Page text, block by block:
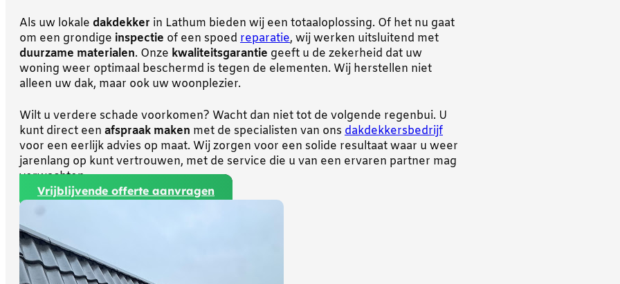
Als uw lokale dakdekker in Lathum bieden wij een totaaloplossing. Of het nu gaat
om een grondige inspectie of een spoed reparatie, wij werken uitsluitend met
duurzame materialen. Onze kwaliteitsgarantie geeft u de zekerheid dat uw
woning weer optimaal beschermd is tegen de elementen. Wij herstellen niet
alleen uw dak, maar ook uw woonplezier.
Wilt u verdere schade voorkomen? Wacht dan niet tot de volgende regenbui. U
kunt direct een afspraak maken met de specialisten van ons dakdekkersbedrijf
voor een eerlijk advies op maat. Wij zorgen voor een solide resultaat waar u weer
jarenlang op kunt vertrouwen, met de service die u van een ervaren partner mag
verwachten.
Vrijblijvende offerte aanvragen